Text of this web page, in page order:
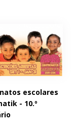
escolares
- 10.º